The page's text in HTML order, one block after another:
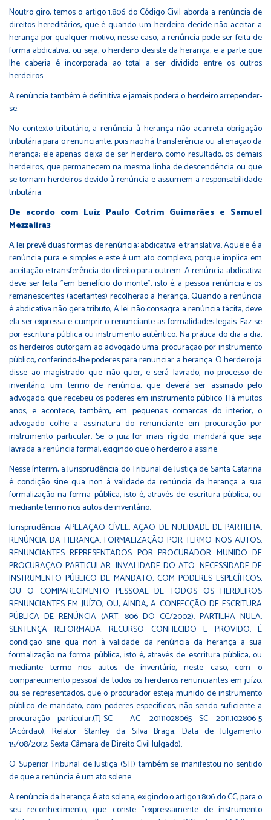
Noutro giro, temos o artigo 1.806 do Código Civil aborda a renúncia de
direitos hereditários, que é quando um herdeiro decide não aceitar a
herança por qualquer motivo, nesse caso, a renúncia pode ser feita de
forma abdica­tiva, ou seja, o herdeiro desiste da herança, e a parte que
lhe caberia é incorporada ao total a ser dividido entre os outros
herdeiros.
A renúncia também é definitiva e jamais poderá o herdeiro arrepender-
se.
No contexto tributário, a renúncia à herança não acarreta obrigação
tributária para o renunciante, pois não há transferência ou alienação da
herança; ele apenas deixa de ser herdeiro, como resultado, os demais
herdeiros, que permanecem na mesma linha de descendência ou que
se tornam herdeiros devido à renúncia e assumem a responsabilidade
tributária.
De acordo com Luiz Paulo Cotrim Guimarães e Samuel
Mezzalira3
A lei prevê duas formas de renúncia: abdicativa e translativa. Aquele é a
renúncia pura e simples e este é um ato complexo, porque implica em
aceitação e transferência do direito para outrem. A renúncia abdicativa
deve ser feita "em benefício do monte", isto é, a pessoa renúncia e os
remanescentes (aceitantes) recolherão a herança. Quando a renúncia
é abdicativa não gera tributo, A lei não consagra a renúncia tácita, deve
ela ser expressa e cumprir o renunciante as formalidades legais. Faz-se
por escritura pública ou instrumento autêntico. Na prática do dia a dia,
os herdeiros outorgam ao advogado uma procuração por instrumento
público, conferindo-lhe poderes para renunciar a herança. O herdeiro já
disse ao magistrado que não quer, e será lavrado, no processo de
inventário, um termo de renúncia, que deverá ser assinado pelo
advogado, que recebeu os poderes em instrumento público. Há muitos
anos, e acontece, também, em pequenas comarcas do interior, o
advogado colhe a assinatura do renunciante em procuração por
instrumento particular. Se o juiz for mais rígido, mandará que seja
lavrada a renúncia formal, exigindo que o herdeiro a assine.
Nesse ínterim, a Jurisprudência do Tribunal de Justiça de Santa Catarina
é condição sine qua non à validade da renúncia da herança a sua
formalização na forma pública, isto é, através de escritura pública, ou
mediante termo nos autos de inventário.
Jurisprudência: APELAÇÃO CÍVEL. AÇÃO DE NULIDADE DE PARTILHA.
RENÚNCIA DA HERANÇA. FORMALIZAÇÃO POR TERMO NOS AUTOS.
RENUNCIANTES REPRESENTADOS POR PROCURADOR MUNIDO DE
PROCURAÇÃO PARTICULAR. INVALIDADE DO ATO. NECESSIDADE DE
INSTRUMENTO PÚBLICO DE MANDATO, COM PODERES ESPECÍFICOS,
OU O COMPARECIMENTO PESSOAL DE TODOS OS HERDEIROS
RENUNCIANTES EM JUÍZO, OU, AINDA, A CONFECÇÃO DE ESCRITURA
PÚBLICA DE RENÚNCIA (ART. 806 DO CC/2002). PARTILHA NULA.
SENTENÇA REFORMADA. RECURSO CONHECIDO E PROVIDO. É
condição sine qua non à validade da renúncia da herança a sua
formalização na forma pública, isto é, através de escritura pública, ou
mediante termo nos autos de inventário, neste caso, com o
comparecimento pessoal de todos os herdeiros renunciantes em juízo,
ou, se representados, que o procurador esteja munido de instrumento
público de mandato, com poderes específicos, não sendo suficiente a
procuração particular.(TJ-SC - AC: 20111028065 SC 2011.102806-5
(Acórdão), Relator: Stanley da Silva Braga, Data de Julgamento:
15/08/2012, Sexta Câmara de Direito Civil Julgado).
O Superior Tribunal de Justiça (STJ) também se manifestou no sentido
de que a renúncia é um ato solene.
A renúncia da herança é ato solene, exigindo o artigo 1.806 do CC, para o
seu reconhecimento, que conste "expressamente de instrumento